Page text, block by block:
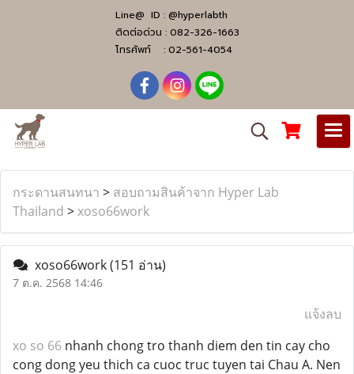
Line@ ID : @hyperlabth
ติดต่อด่วน : 082-326-1663
โทรศัพท์ : 02-561-4054
กระดานสนทนา > สอบถามสินค้าจาก Hyper Lab
Thailand >xoso66work
xoso66work(151 อ่าน)
7 ต.ค. 2568 14:46
แจ้งลบ
xo so 66 nhanh chong tro thanh diem den tin cay cho
cong dong yeu thich ca cuoc truc tuyen tai Chau A. Nen